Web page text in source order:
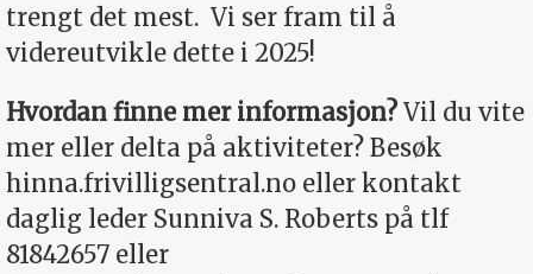
trengt det mest. Vi ser fram til å
videreutvikle dette i 2025!
­­Hvordan finne mer informasjon? Vil du vite
mer eller delta på aktiviteter? Besøk
hinna.frivilligsentral.no eller kontakt
daglig leder Sunniva S. Roberts på tlf
81842657 eller